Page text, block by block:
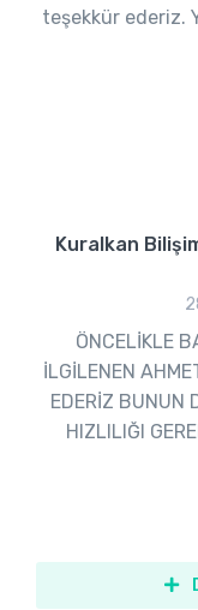
teşekkür ederiz.
Kuralkan
ÖNCELİKLE
İLGİLENEN
EDERİZ BUNUN
HIZLILIĞI